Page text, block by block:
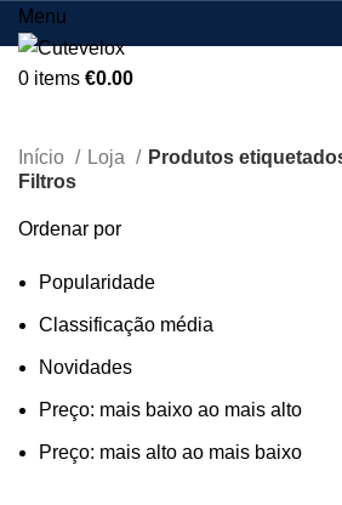
Menu
0 items €0.00
Início Loja
Produtos
Filtros
Ordenar por
Popularidade
Classificação média
Novidades
Preço: mais baixo ao mais alto
Preço: mais alto ao mais baixo